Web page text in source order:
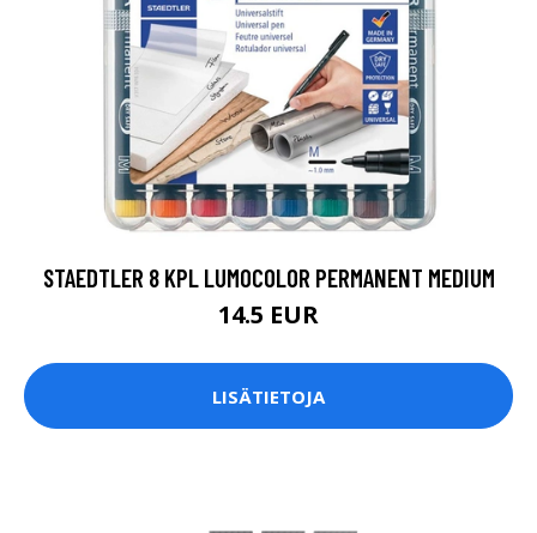
STAEDTLER 8 KPL LUMOCOLOR PERMANENT MEDIUM
14.5 EUR
LISÄTIETOJA